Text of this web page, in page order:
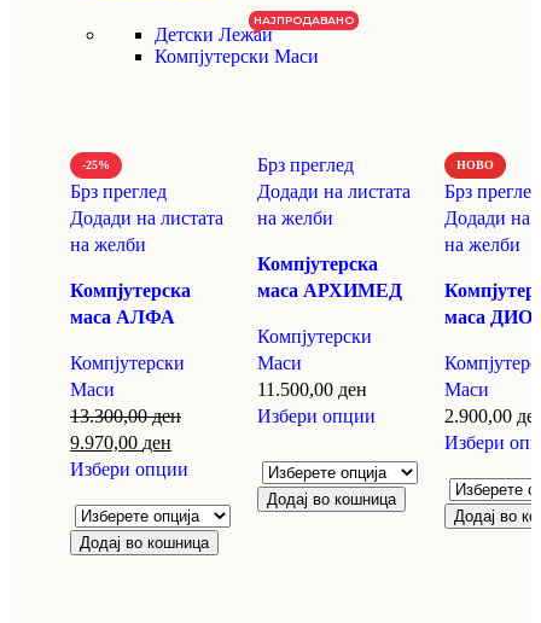
Детски Лежаи
НАЈПРОДАВАНО
Компјутерски Маси
-25%
Брз преглед
Додади на листата
на желби
Компјутерска
маса АЛФА
Компјутерски
Маси
13.300,00ден
9.970,00 ден
Избери опции
Додај во кошница
Брз преглед
Додади на листата
на желби
Компјутерска
маса АРХИМЕД
Компјутерски
Маси
11.500,00 ден
Избери опции
Додај во кошница
НОВО
Брз преглед
Додади на
на желби
маса
Маси
2.900,00
Избери
Додај во